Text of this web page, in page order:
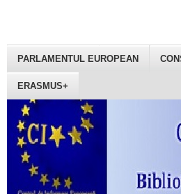
PARLAMENTUL EUROPEAN
ERASMUS+